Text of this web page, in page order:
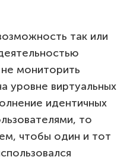
так или
мониторить
уровне виртуальных
идентичных
то
чтобы один и тот